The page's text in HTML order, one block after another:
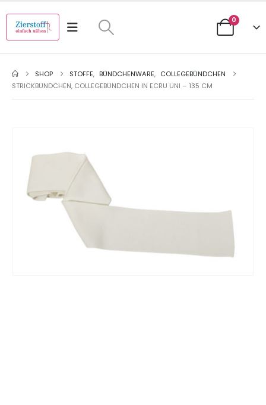
0
SHOP STOFFE, BÜNDCHENWARE, COLLEGEBÜNDCHEN
STRICKBÜNDCHEN, COLLEGEBÜNDCHEN IN ECRU UNI – 135 CM